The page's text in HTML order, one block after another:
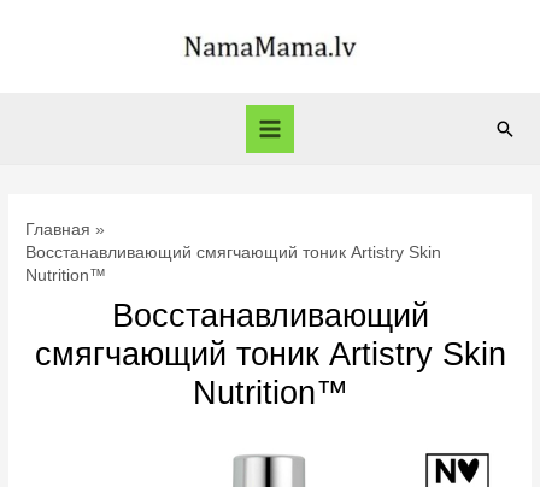
Main
Главная
Восстанавливающий смягчающий тоник Artistry Skin
Nutrition™
Восстанавливающий
смягчающий тоник Artistry Skin
Nutrition™